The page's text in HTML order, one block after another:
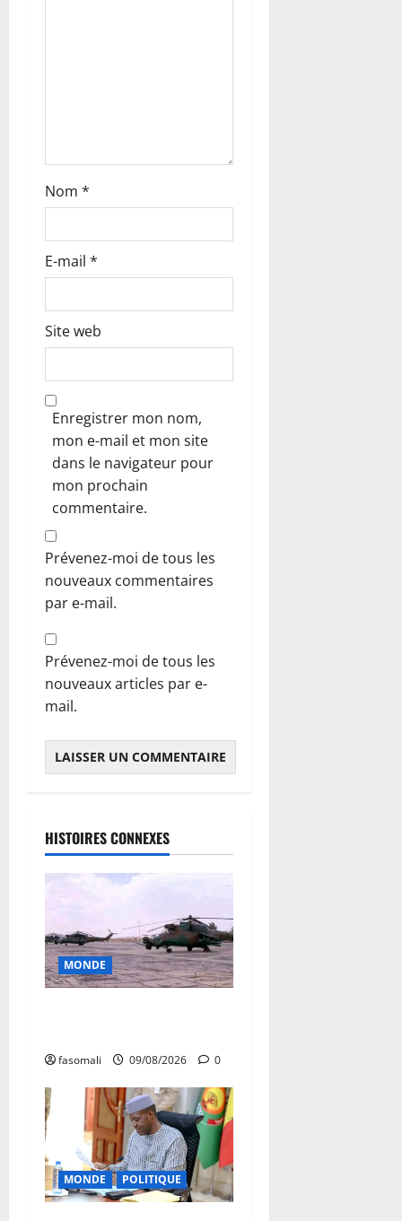
c
l
Nom *
E-mail *
Site web
Enregistrer mon nom,
mon e-mail et mon site
dans le navigateur pour
mon prochain
commentaire.
Prévenez-moi de tous les
nouveaux commentaires
par e-mail.
Prévenez-moi de tous les
nouveaux articles par e-
mail.
HISTOIRES CONNEXES
MONDE
fasomali 09/08/2026 0
MONDE POLITIQUE